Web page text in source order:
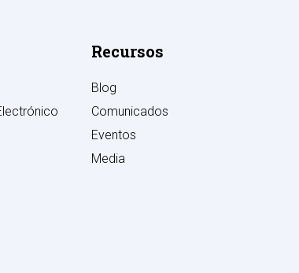
Recursos
Blog
Comunicados
Eventos
Media